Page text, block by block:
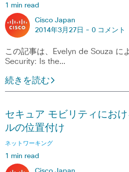
1 min read
Cisco Japan
2014年3月27日 - 0 コメント
この記事は、Evelyn de Souza に
Security: Is the…
続きを読む
セキュア モビリティにお
ルの位置付け
ネットワーキング
1 min read